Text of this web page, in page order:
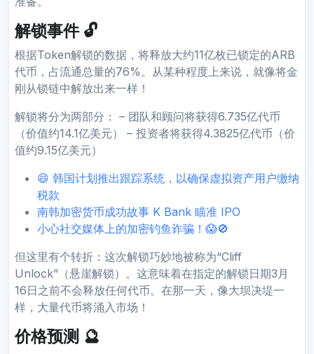
解锁事件 🔓
根据Token解锁的数据，将释放大约11亿枚已锁定的ARB
代币，占流通总量的76%。从某种程度上来说，就像将金
刚从锁链中解放出来一样！
解锁将分为两部分： – 团队和顾问将获得6.735亿代币
（价值约14.1亿美元） – 投资者将获得4.3825亿代币（价
值约9.15亿美元）
😄 韩国计划推出跟踪系统，以确保虚拟资产用户缴纳
税款
南韩加密货币成功故事 K Bank 瞄准 IPO
小心社交媒体上的加密钓鱼诈骗！😱🚫
但这里有个转折：这次解锁巧妙地被称为“Cliff
Unlock”（悬崖解锁）。这意味着在指定的解锁日期3月
16日之前不会释放任何代币。在那一天，像大坝决堤一
样，大量代币将涌入市场！
价格预测 🔮